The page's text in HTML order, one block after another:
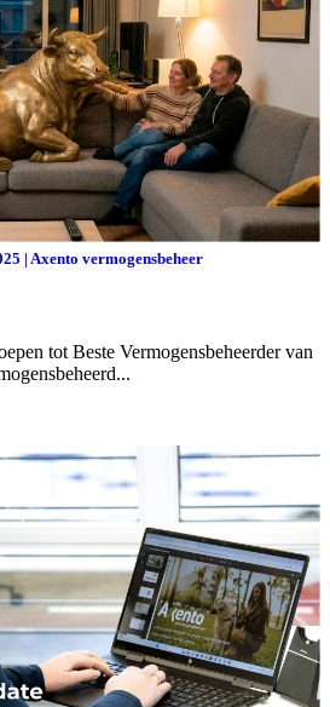
| Axento vermogensbeheer
tot Beste Vermogensbeheerder van